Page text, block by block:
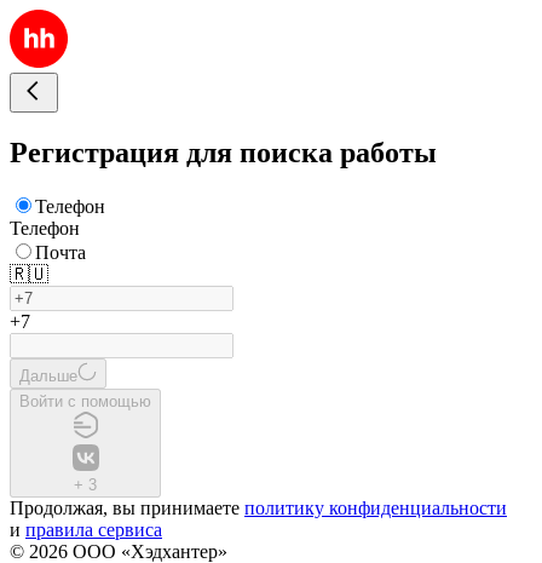
Регистрация для поиска работы
Телефон
Телефон
Почта
🇷🇺
+7
Дальше
Войти с помощью
+ 3
Продолжая, вы принимаете политику конфиденциальности
и правила сервиса
© 2026 ООО «Хэдхантер»